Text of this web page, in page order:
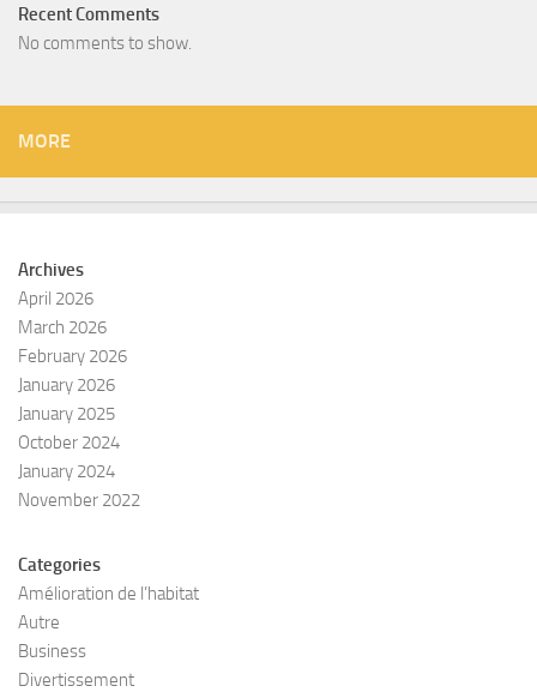
Recent Comments
No comments to show.
MORE
Archives
April 2026
March 2026
February 2026
January 2026
January 2025
October 2024
January 2024
November 2022
Categories
Amélioration de l’habitat
Autre
Business
Divertissement